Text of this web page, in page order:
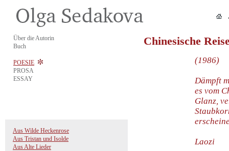
Über die Autorin
Buch
POESIE
PROSA
ESSAY
Aus Wilde Heckenrose
Aus Tristan und Isolde
Aus Alte Lieder
Chinesische
(1986)
Dämpft
es vom
Glanz,
Laozi